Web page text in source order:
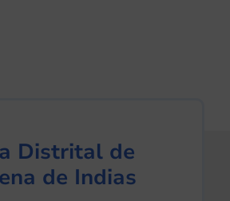
Distrital de
de Indias